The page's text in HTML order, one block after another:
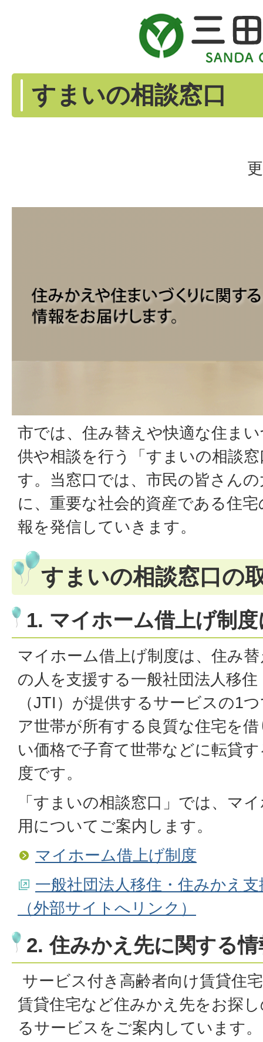
すまいの相談窓口
市では、住み替えや快適な住ま
供や相談を行う「すまいの相談
す。当窓口では、市民の皆さん
に、重要な社会的資産である住
報を発信していきます。
すまいの相談窓口の
1. マイホーム借上げ制
マイホーム借上げ制度は、住み
の人を支援する一般社団法人移
（JTI）が提供するサービスの1
ア世帯が所有する良質な住宅を
い価格で子育て世帯などに転貸
度です。
「すまいの相談窓口」では、マ
用についてご案内します。
マイホーム借上げ制度
一般社団法人移住・住みかえ
（外部サイトへリンク）
2. 住みかえ先に関する
サービス付き高齢者向け賃貸住
賃貸住宅など住みかえ先をお探
るサービスをご案内しています。